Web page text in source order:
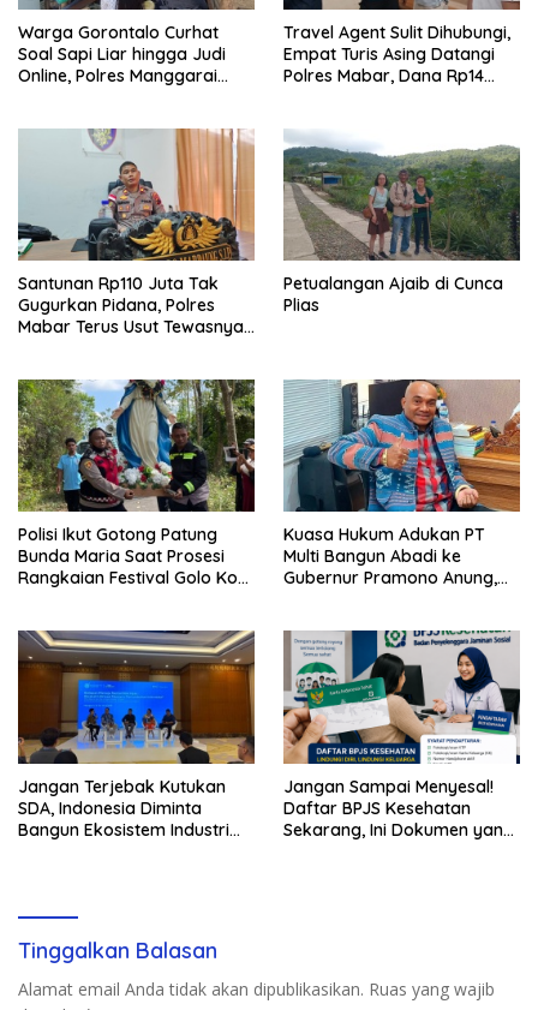
Warga Gorontalo Curhat
Soal Sapi Liar hingga Judi
Online, Polres Manggarai
Travel Agent Sulit Dihubungi,
Empat Turis Asing Datangi
Polres Mabar, Dana Rp14
Santunan Rp110 Juta Tak
Gugurkan Pidana, Polres
Mabar Terus Usut Tewasnya
Petualangan Ajaib di Cunca
Plias
Polisi Ikut Gotong Patung
Bunda Maria Saat Prosesi
Rangkaian Festival Golo Koe
Kuasa Hukum Adukan PT
Multi Bangun Abadi ke
Gubernur Pramono Anung,
Jangan Terjebak Kutukan
SDA, Indonesia Diminta
Bangun Ekosistem Industri
Jangan Sampai Menyesal!
Daftar BPJS Kesehatan
Sekarang, Ini Dokumen yang
Tinggalkan Balasan
Alamat email Anda tidak akan dipublikasikan. Ruas yang wajib